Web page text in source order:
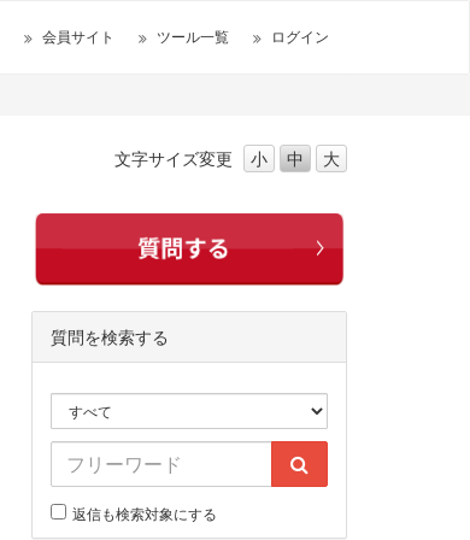
会員サイト ツール一覧 ログイン
文字サイズ変更 小 中 大
質問を検索する
返信も検索対象にする